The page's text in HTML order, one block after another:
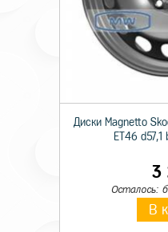
Диски Magnetto
ET46 d57,1
3
Осталось:
В